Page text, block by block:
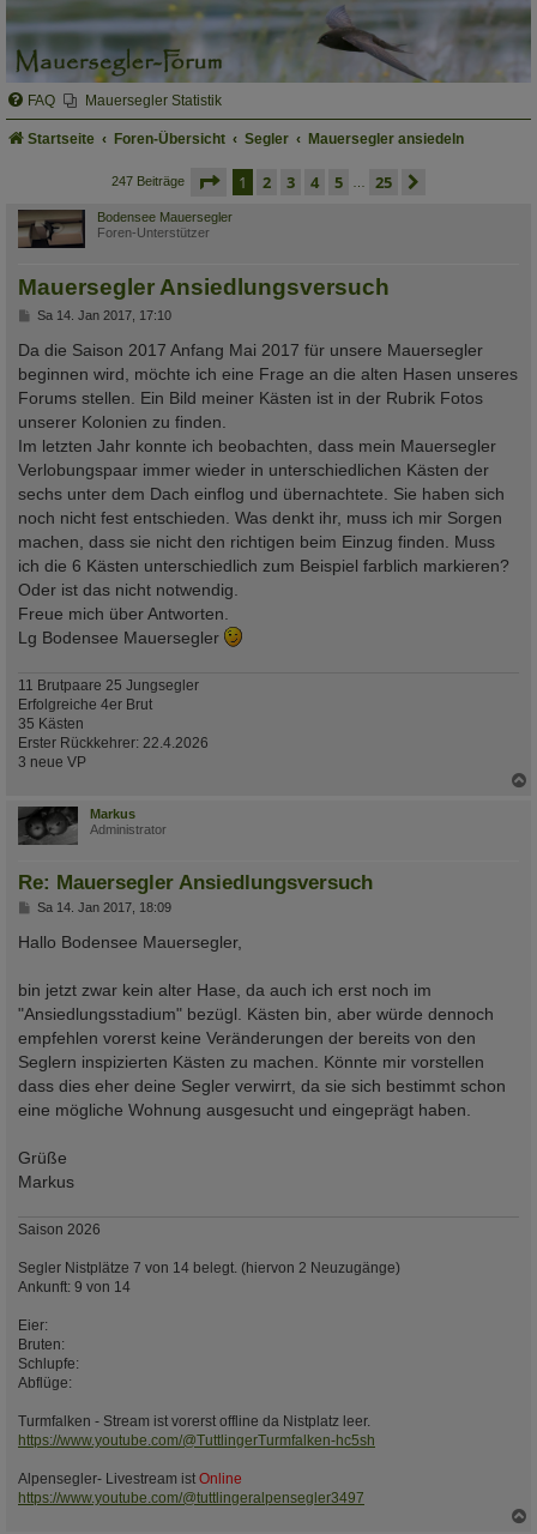
FAQ Mauersegler Statistik
Startseite Foren-Übersicht Segler Mauersegler ansiedeln
247 Beiträge seite 1 von 25
1 2 3 4 5 25
Bodensee Mauersegler
Foren-Unterstützer
Mauersegler Ansiedlungsversuch
B
i
t
r
g
Sa 14. Jan 2017, 17:10
Da die Saison 2017 Anfang Mai 2017 für unsere Mauersegler
beginnen wird, möchte ich eine Frage an die alten Hasen unseres
Forums stellen. Ein Bild meiner Kästen ist in der Rubrik Fotos
unserer Kolonien zu finden.
Im letzten Jahr konnte ich beobachten, dass mein Mauersegler
Verlobungspaar immer wieder in unterschiedlichen Kästen der
sechs unter dem Dach einflog und übernachtete. Sie haben sich
noch nicht fest entschieden. Was denkt ihr, muss ich mir Sorgen
machen, dass sie nicht den richtigen beim Einzug finden. Muss
ich die 6 Kästen unterschiedlich zum Beispiel farblich markieren?
Oder ist das nicht notwendig.
Freue mich über Antworten.
Lg Bodensee Mauersegler
11 Brutpaare 25 Jungsegler
Erfolgreiche 4er Brut
35 Kästen
Erster Rückkehrer: 22.4.2026
3 neue VP
Markus
Administrator
Re: Mauersegler Ansiedlungsversuch
B
i
t
g
Sa 14. Jan 2017, 18:09
Hallo Bodensee Mauersegler,
bin jetzt zwar kein alter Hase, da auch ich erst noch im
"Ansiedlungsstadium" bezügl. Kästen bin, aber würde dennoch
empfehlen vorerst keine Veränderungen der bereits von den
Seglern inspizierten Kästen zu machen. Könnte mir vorstellen
dass dies eher deine Segler verwirrt, da sie sich bestimmt schon
eine mögliche Wohnung ausgesucht und eingeprägt haben.
Grüße
Markus
Saison 2026
Segler Nistplätze 7 von 14 belegt. (hiervon 2 Neuzugänge)
Ankunft: 9 von 14
Eier:
Bruten:
Schlupfe:
Abflüge:
Turmfalken - Stream ist vorerst offline da Nistplatz leer.
https://www.youtube.com/@TuttlingerTurmfalken-hc5sh
Alpensegler- Livestream ist Online
https://www.youtube.com/@tuttlingeralpensegler3497